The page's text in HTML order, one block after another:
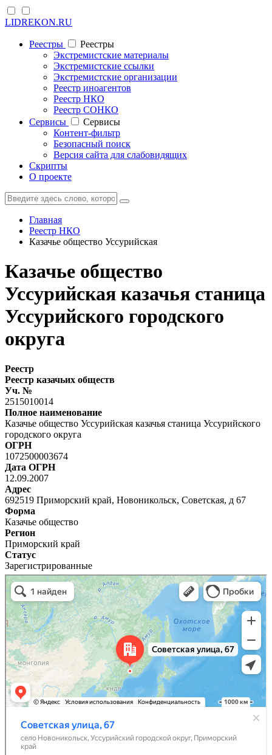
LIDREKON.RU
Реестры
Реестры
Экстремистские материалы
Экстремистские ссылки
Экстремистские организации
Реестр иноагентов
Реестр НКО
Реестр СОНКО
Cервисы
Cервисы
Контент-фильтр
Безопасный поиск
Версия сайта для слабовидящих
Скрипты
О проекте
Главная
Реестр НКО
Казачье общество Уссурийская
Казачье общество
Уссурийская казачья станица
Уссурийского городского
округа
Реестр
Реестр казачьих обществ
Уч. №
2515010014
Полное наименование
Казачье общество Уссурийская казачья станица Уссурийского
городского округа
ОГРН
1072500003674
Дата ОГРН
12.09.2007
Адрес
692519 Приморский край, Новоникольск, Советская, д 67
Форма
Казачье общество
Регион
Приморский край
Статус
Зарегистрированные